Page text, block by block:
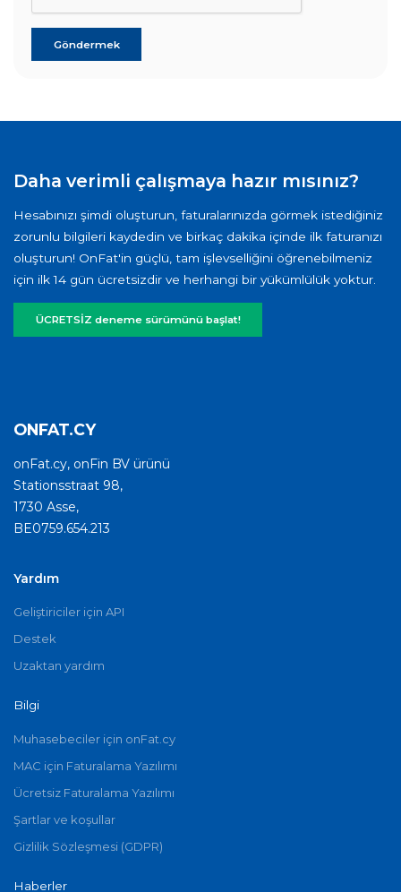
Göndermek
Daha verimli çalışmaya hazır mısınız?
Hesabınızı şimdi oluşturun, faturalarınızda görmek istediğiniz
zorunlu bilgileri kaydedin ve birkaç dakika içinde ilk faturanızı
oluşturun! OnFat'in güçlü, tam işlevselliğini öğrenebilmeniz
için ilk 14 gün ücretsizdir ve herhangi bir yükümlülük yoktur.
ÜCRETSİZ deneme sürümünü başlat!
ONFAT.CY
onFat.cy, onFin BV ürünü
Stationsstraat 98,
1730 Asse,
BE0759.654.213
Yardım
Geliştiriciler için API
Destek
Uzaktan yardım
Bilgi
Muhasebeciler için onFat.cy
MAC için Faturalama Yazılımı
Ücretsiz Faturalama Yazılımı
Şartlar ve koşullar
Gizlilik Sözleşmesi (GDPR)
Haberler